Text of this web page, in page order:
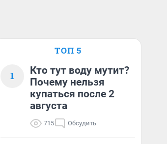
ТОП 5
1
Кто тут воду мутит?
Почему нельзя
купаться после 2
августа
715 Обсудить